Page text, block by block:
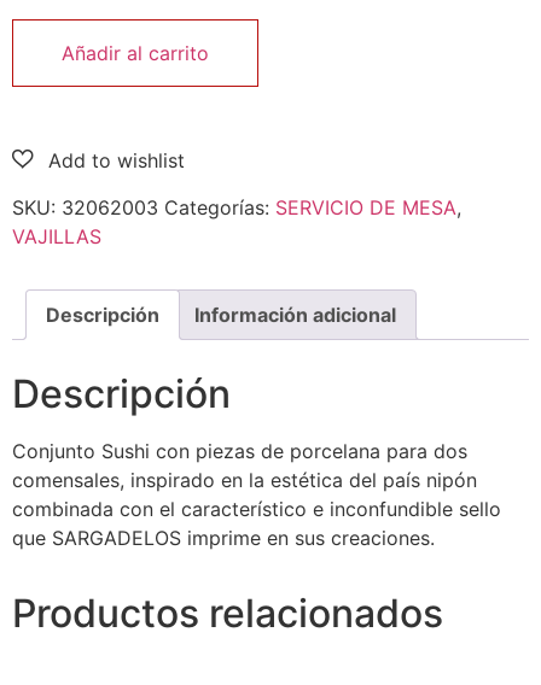
Añadir al carrito
SKU: 32062003 Categorías: SERVICIO DE MESA,
VAJILLAS
Descripción Información adicional
Descripción
Conjunto Sushi con piezas de porcelana para dos
comensales, inspirado en la estética del país nipón
combinada con el característico e inconfundible sello
que SARGADELOS imprime en sus creaciones.
Productos relacionados